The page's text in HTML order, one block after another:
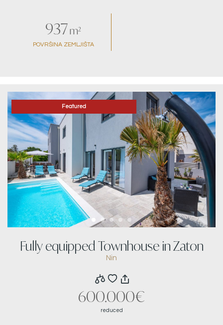
937m²
POVRŠINA ZEMLJIŠTA
Featured
Fully equipped Townhouse in Zaton
Nin
600.000€
reduced